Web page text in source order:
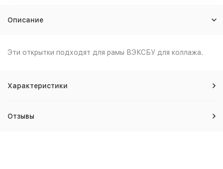
Описание
Эти открытки подходят для рамы ВЭКСБУ для коллажа.
Характеристики
Отзывы